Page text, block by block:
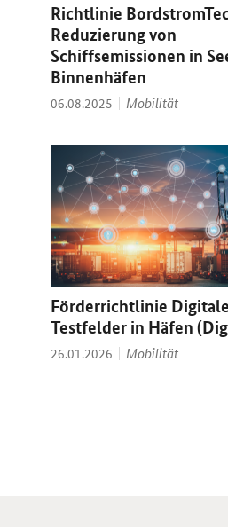
Richtlinie
Reduzierung von
Schiffsemissionen in
Binnenhäfen
Datum:
06.08.2025 Thema:
Mobilität
Förderrichtlinie Digitale
Testfelder in Häfen
Datum:
26.01.2026 Thema:
Mobilität